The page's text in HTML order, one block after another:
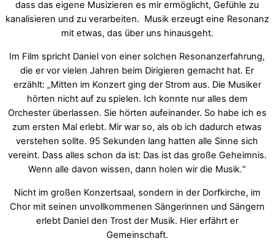
dass das eigene Musizieren es mir ermöglicht, Gefühle zu
kanalisieren und zu verarbeiten. Musik erzeugt eine Resonanz
mit etwas, das über uns hinausgeht.
Im Film spricht Daniel von einer solchen Resonanzerfahrung,
die er vor vielen Jahren beim Dirigieren gemacht hat. Er
erzählt: „Mitten im Konzert ging der Strom aus. Die Musiker
hörten nicht auf zu spielen. Ich konnte nur alles dem
Orchester überlassen. Sie hörten aufeinander. So habe ich es
zum ersten Mal erlebt. Mir war so, als ob ich dadurch etwas
verstehen sollte. 95 Sekunden lang hatten alle Sinne sich
vereint. Dass alles schon da ist: Das ist das große Geheimnis.
Wenn alle davon wissen, dann holen wir die Musik.“
Nicht im großen Konzertsaal, sondern in der Dorfkirche, im
Chor mit seinen unvollkommenen Sängerinnen und Sängern
erlebt Daniel den Trost der Musik. Hier erfährt er
Gemeinschaft.